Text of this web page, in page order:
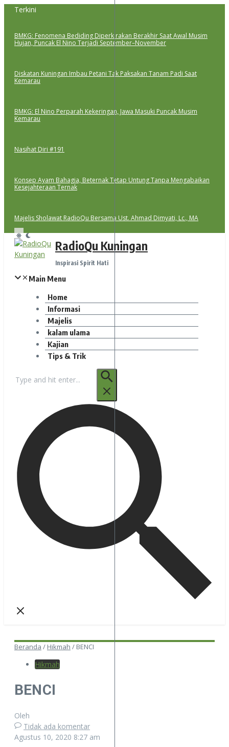
Lewati
Terkini
BMKG: Fenomena Bediding Diperkirakan Berakhir Saat Awal Musim
Hujan, Puncak El Nino Terjadi September–November
Diskatan Kuningan Imbau Petani Tak Paksakan Tanam Padi Saat
Kemarau
BMKG: El Nino Perparah Kekeringan, Jawa Masuki Puncak Musim
Kemarau
Nasihat Diri #191
Konsep Ayam Bahagia, Beternak Tetap Untung Tanpa Mengabaikan
Kesejahteraan Ternak
Majelis Sholawat RadioQu Bersama Ust. Ahmad Dimyati, Lc., MA
RadioQu Kuningan
Inspirasi Spirit Hati
Main Menu
Home
Informasi
Majelis
kalam ulama
Kajian
Tips & Trik
untuk:
Beranda / Hikmah / BENCI
Hikmah
BENCI
Oleh
Tidak ada komentar
Agustus 10, 2020 8:27 am